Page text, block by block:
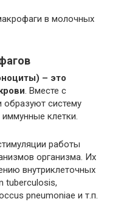
в молочных
– это
. Вместе с
систему
клетки.
работы
организма. Их
внутриклеточных
tuberculosis,
pneumoniae и т.п.